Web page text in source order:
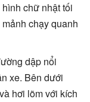
chữ nhật tối
chạy quanh
dập nổi
xe. Bên dưới
hơi lõm với kích